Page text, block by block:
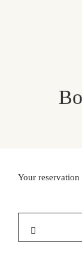
Your reservation